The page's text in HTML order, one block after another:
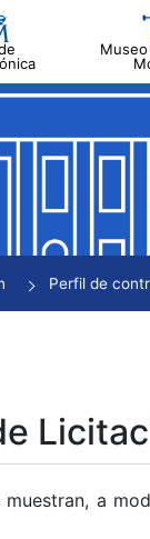
Perfil de
a